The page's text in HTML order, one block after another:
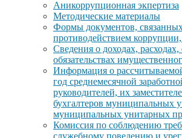
Аникоррупционная экпертиза
Методические материалы
Формы документов,
противодействием
Сведения о доходах,
обязательствах
Информация о
год среднемесячной
руководителей, их
бухгалтеров муниципальных
муниципальных унитарных
Комиссия по соблюдению
служебному поведению и